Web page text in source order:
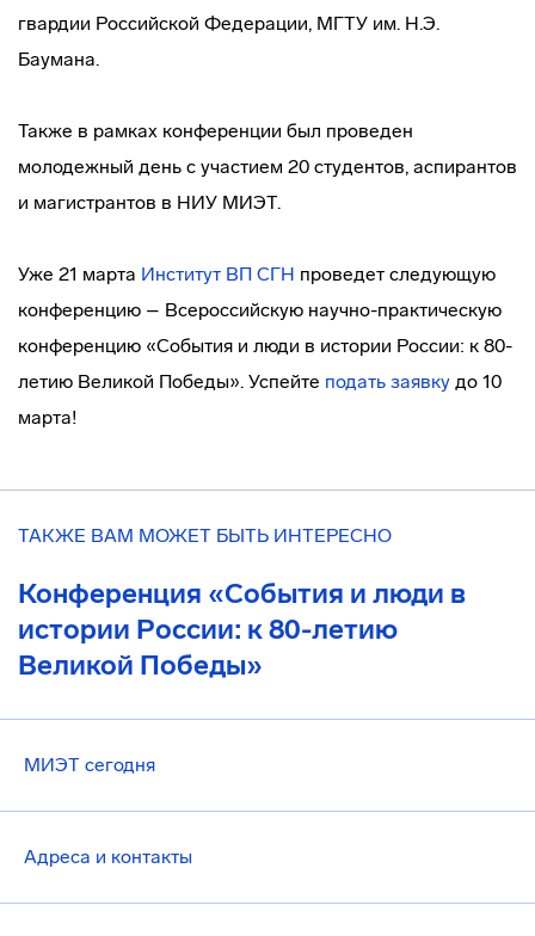
гвардии Российской Федерации, МГТУ им. Н.Э.
Баумана.
Также в рамках конференции был проведен
молодежный день с участием 20 студентов, аспирантов
и магистрантов в НИУ МИЭТ.
Уже 21 марта Институт ВП СГН проведет следующую
конференцию – Всероссийскую научно-практическую
конференцию «События и люди в истории России: к 80-
летию Великой Победы». Успейте подать заявку до 10
марта!
ТАКЖЕ ВАМ МОЖЕТ БЫТЬ ИНТЕРЕСНО
Конференция «События и люди в
истории России: к 80-летию
Великой Победы»
МИЭТ сегодня
Адреса и контакты